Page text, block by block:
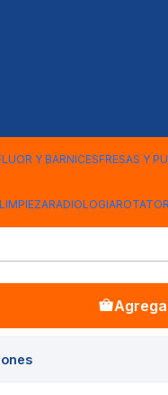
Y BARNICESFRESAS Y
RADIOLOGIA